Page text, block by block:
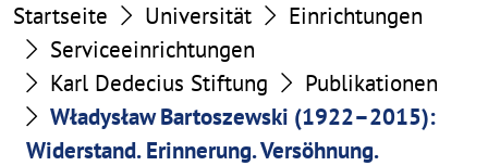
Startseite Universität
Einrichtungen
Serviceeinrichtungen
Karl Dedecius Stiftung
Publikationen
Władysław Bartoszewski (1922–2015):
Widerstand. Erinnerung. Versöhnung.